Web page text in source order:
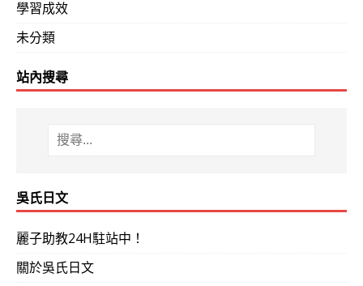
再一台吳氏日文專用機赴日，締造超速格紀錄！ 「
議吳氏日文學友務必詳閱！
JLPT新日檢N1級 118分（80%）、137分（90%）、
（本分享附：日檢N1得分分布圖）
於平日上班日可於下班後每日投入2~3小時，而假日可
學習成效
未分類
站內搜尋
吳氏日文
麗子助教24H駐站中！
關於吳氏日文